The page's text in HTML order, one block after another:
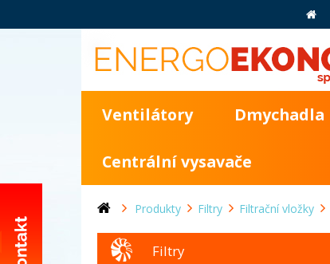
Ventilátory Dmychadla
Centrální vysavače
Produkty Filtry Filtrační vložky
Filtry